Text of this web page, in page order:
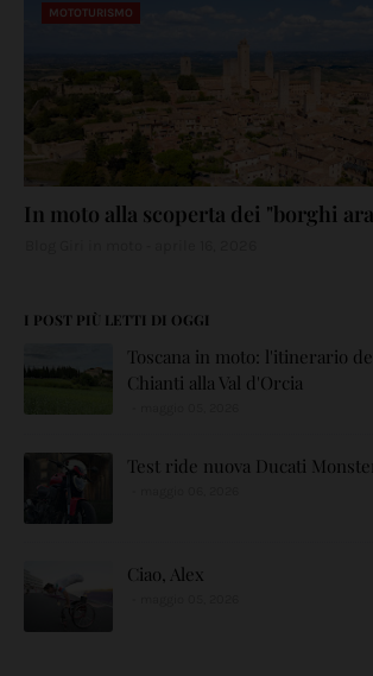
MOTOTURISMO
In moto alla scoperta dei "borghi
I POST PIÙ LETTI DI OGGI
Toscana in moto: l'itinerario
Chianti alla Val d'Orcia
Test ride nuova Ducati
Ciao, Alex